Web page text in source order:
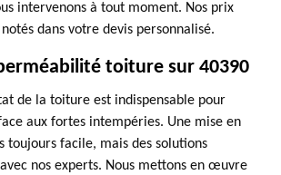
intervenons à tout moment. Nos prix
dans votre devis personnalisé.
toiture sur 40390
de la toiture est indispensable pour
aux fortes intempéries. Une mise en
toujours facile, mais des solutions
nos experts. Nous mettons en œuvre